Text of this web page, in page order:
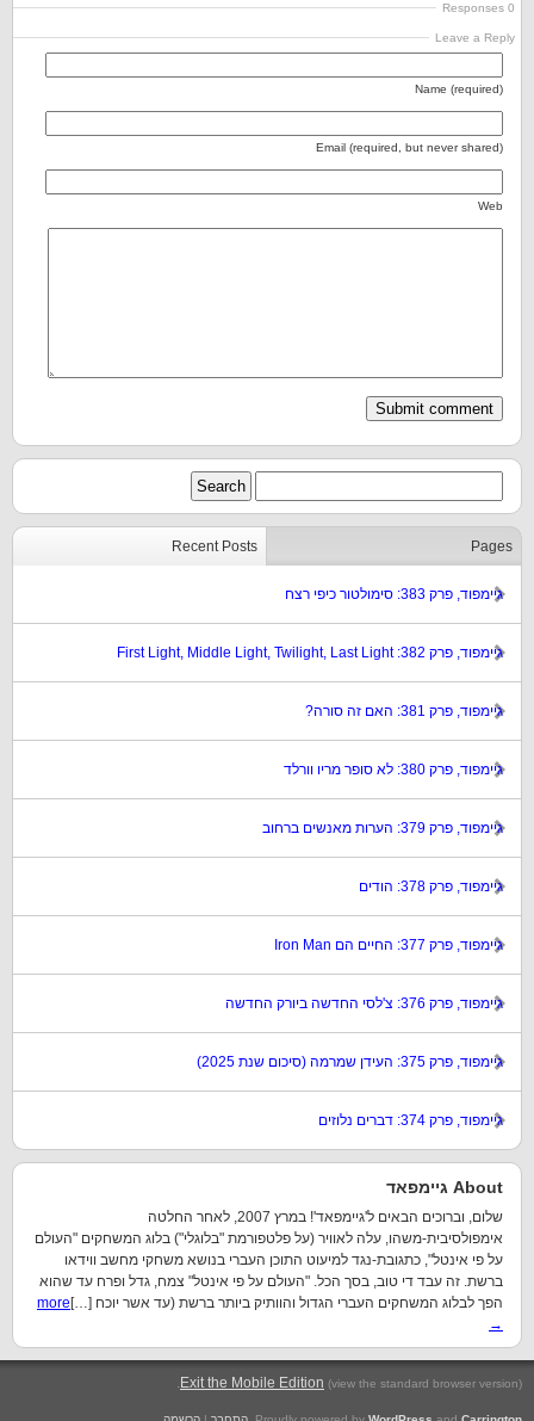
0 Responses
Leave a Reply
Name (required)
Email (required, but never shared)
Web
Recent Posts Pages
גיימפוד, פרק 383: סימולטור כיפי רצח
גיימפוד, פרק 382: First Light, Middle Light, Twilight, Last Light
גיימפוד, פרק 381: האם זה סורה?
גיימפוד, פרק 380: לא סופר מריו וורלד
גיימפוד, פרק 379: הערות מאנשים ברחוב
גיימפוד, פרק 378: הודים
גיימפוד, פרק 377: החיים הם Iron Man
גיימפוד, פרק 376: צ'לסי החדשה ביורק החדשה
גיימפוד, פרק 375: העידן שמרמה (סיכום שנת 2025)
גיימפוד, פרק 374: דברים נלוזים
About גיימפאד
שלום, וברוכים הבאים ל'גיימפאד'! במרץ 2007, לאחר החלטה
אימפולסיבית-משהו, עלה לאוויר (על פלטפורמת "בלוגלי") בלוג המשחקים "העולם
על פי אינטל", כתגובת-נגד למיעוט התוכן העברי בנושא משחקי מחשב ווידאו
ברשת. זה עבד די טוב, בסך הכל. "העולם על פי אינטל" צמח, גדל ופרח עד שהוא
הפך לבלוג המשחקים העברי הגדול והוותיק ביותר ברשת (עד אשר יוכח […] more
→
Exit the Mobile Edition (view the standard browser version)
.